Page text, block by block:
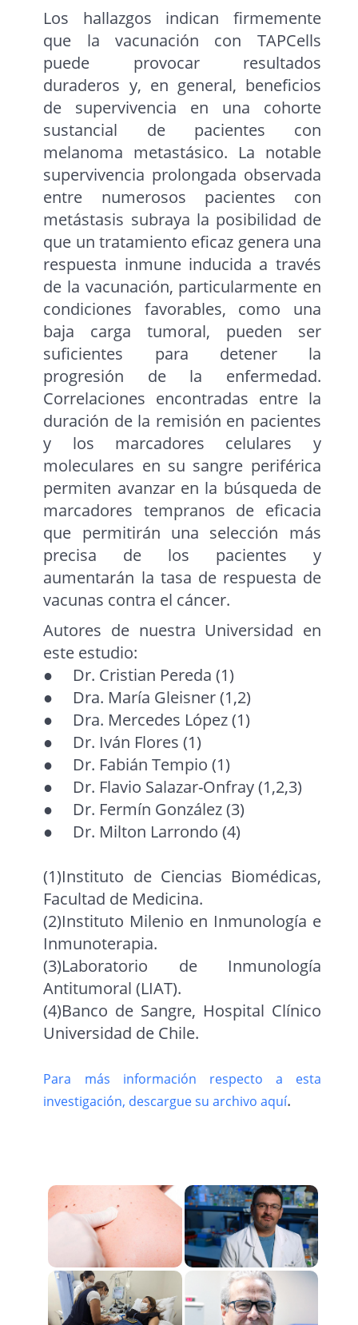
Los hallazgos indican firmemente
que la vacunación con TAPCells
puede provocar resultados
duraderos y, en general, beneficios
de supervivencia en una cohorte
sustancial de pacientes con
melanoma metastásico. La notable
supervivencia prolongada observada
entre numerosos pacientes con
metástasis subraya la posibilidad de
que un tratamiento eficaz genera una
respuesta inmune inducida a través
de la vacunación, particularmente en
condiciones favorables, como una
baja carga tumoral, pueden ser
suficientes para detener la
progresión de la enfermedad.
Correlaciones encontradas entre la
duración de la remisión en pacientes
y los marcadores celulares y
moleculares en su sangre periférica
permiten avanzar en la búsqueda de
marcadores tempranos de eficacia
que permitirán una selección más
precisa de los pacientes y
aumentarán la tasa de respuesta de
vacunas contra el cáncer.
Autores de nuestra Universidad en
este estudio:
● Dr. Cristian Pereda (1)
● Dra. María Gleisner (1,2)
● Dra. Mercedes López (1)
● Dr. Iván Flores (1)
● Dr. Fabián Tempio (1)
● Dr. Flavio Salazar-Onfray (1,2,3)
● Dr. Fermín González (3)
● Dr. Milton Larrondo (4)
(1)Instituto de Ciencias Biomédicas,
Facultad de Medicina.
(2)Instituto Milenio en Inmunología e
Inmunoterapia.
(3)Laboratorio de Inmunología
Antitumoral (LIAT).
(4)Banco de Sangre, Hospital Clínico
Universidad de Chile.
Para más información respecto a esta
investigación, descargue su archivo aquí.